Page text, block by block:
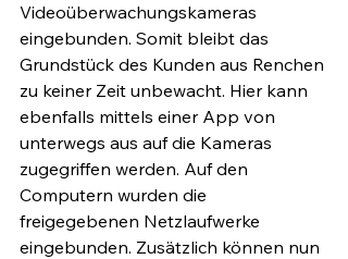
Videoüberwachungskameras
eingebunden. Somit bleibt das
Grundstück des Kunden aus Renchen
zu keiner Zeit unbewacht. Hier kann
ebenfalls mittels einer App von
unterwegs aus auf die Kameras
zugegriffen werden. Auf den
Computern wurden die
freigegebenen Netzlaufwerke
eingebunden. Zusätzlich können nun